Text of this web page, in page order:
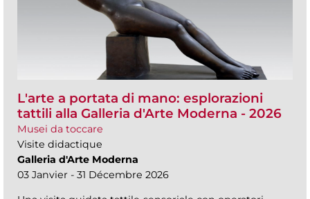
L'arte a portata di mano: esplorazioni
tattili alla Galleria d'Arte Moderna - 2026
Musei da toccare
Visite didactique
Galleria d'Arte Moderna
03 Janvier - 31 Décembre 2026